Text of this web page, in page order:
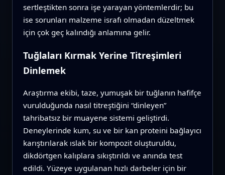
sertleştikten sonra işe yarayan yöntemlerdir; bu
ise sorunları malzeme israfı olmadan düzeltmek
için çok geç kalındığı anlamına gelir.
Tuğlaları Kırmak Yerine Titreşimleri
Dinlemek
Araştırma ekibi, taze, yumuşak bir tuğlanın hafifçe
vurulduğunda nasıl titreştiğini “dinleyen”
tahribatsız bir muayene sistemi geliştirdi.
Deneylerinde kum, su ve bir kan proteini bağlayıcı
karıştırılarak ıslak bir kompozit oluşturuldu,
dikdörtgen kalıplara sıkıştırıldı ve anında test
edildi. Yüzeye uygulanan hızlı darbeler için bir